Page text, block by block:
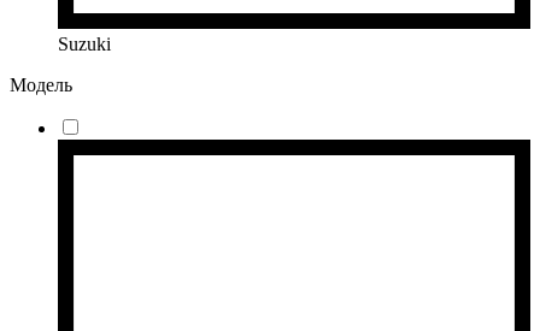
Suzuki
Модель